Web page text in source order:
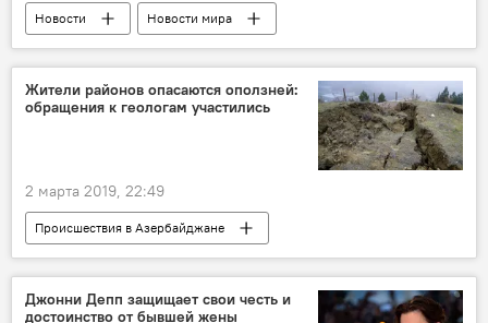
Новости
Новости мира
ТЕХНОЛОГИИ
ЖИЗНЬ
Электромобиль
Жители районов опасаются оползней:
обращения к геологам участились
2 марта 2019, 22:49
Происшествия в Азербайджане
Азербайджан
ЖИЗНЬ
Происшествия
Новости
оползни
Джонни Депп защищает свои честь и
достоинство от бывшей жены